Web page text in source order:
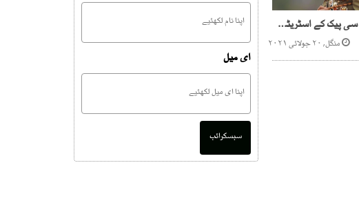
دشمن قوتیں سی پیک کے اسٹریٹجک تعاون کیلئے خطرہ ہیں ،آرمی چیف
منگل, ۲۰ جولائی ۲۰۲۱
ای میل
سبسکرائب